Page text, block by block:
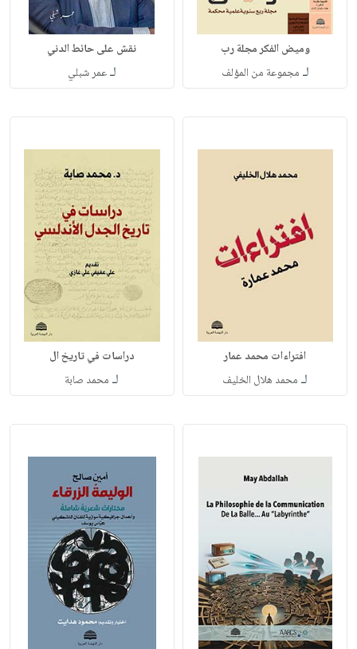
وميض الفكر مجلة رب
لـ مجموعة من المؤلف
نقش على حائط الدني
لـعمر شبلي
افتراءات محمد عمار
لـ محمد هلال الخليف
دراسات في تاريخ ال
لـ محمد صابة